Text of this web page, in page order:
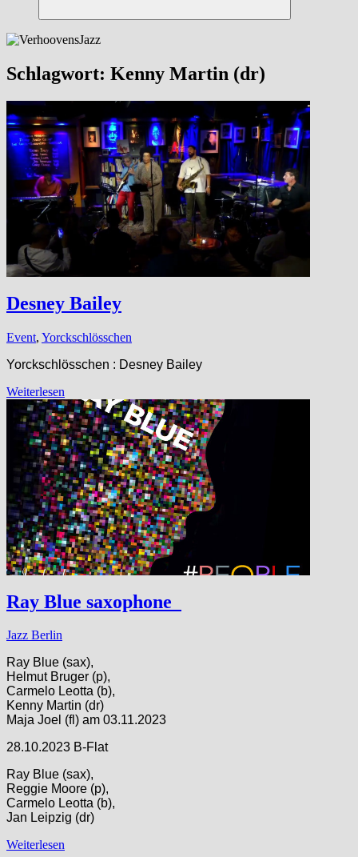
Suchen
Schlagwort: Kenny Martin (dr)
Desney Bailey
Event, Yorckschlösschen
Yorckschlösschen : Desney Bailey
Weiterlesen
Ray Blue saxophone
Jazz Berlin
Ray Blue (sax),
Helmut Bruger (p),
Carmelo Leotta (b),
Kenny Martin (dr)
Maja Joel (fl) am 03.11.2023
28.10.2023 B-Flat
Ray Blue (sax),
Reggie Moore (p),
Carmelo Leotta (b),
Jan Leipzig (dr)
Weiterlesen